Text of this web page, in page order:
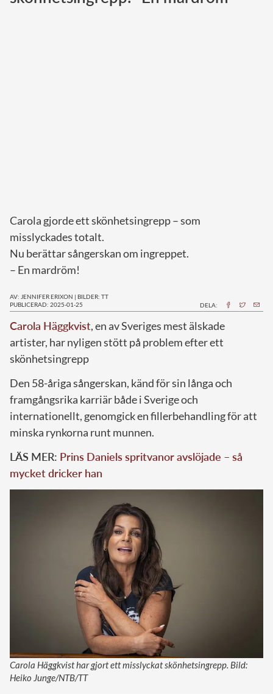
Carola gjorde ett skönhetsingrepp – som
misslyckades totalt.
Nu berättar sångerskan om ingreppet.
– En mardröm!
AV: JENNIFER ERIXON | BILDER: TT
PUBLICERAD: 2025-01-25
DELA:
Carola Häggkvist, en av Sveriges mest älskade
artister, har nyligen stött på problem efter ett
skönhetsingrepp
Den 58-åriga sångerskan, känd för sin långa och
framgångsrika karriär både i Sverige och
internationellt, genomgick en fillerbehandling för att
minska rynkorna runt munnen.
LÄS MER: Prins Daniels spritvanor avslöjade – så
mycket dricker han
Carola Häggkvist har gjort ett misslyckat skönhetsingrepp. Bild:
Heiko Junge/NTB/TT